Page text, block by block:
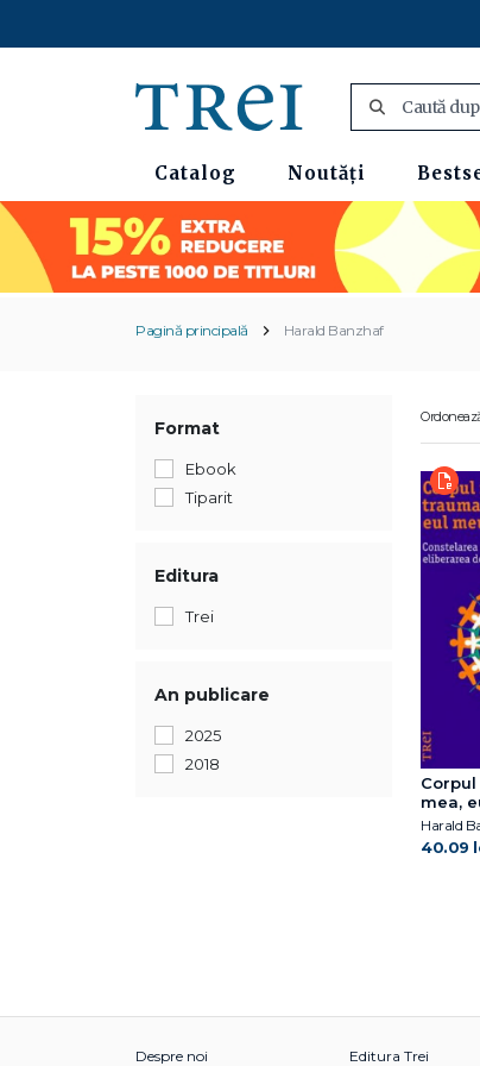
Catalog Noutăți
Pagină principală Harald Banzhaf
Format
Ebook
Tiparit
Editura
Trei
An publicare
2025
2018
mea,
Harald
40.09
Despre noi Editura Trei